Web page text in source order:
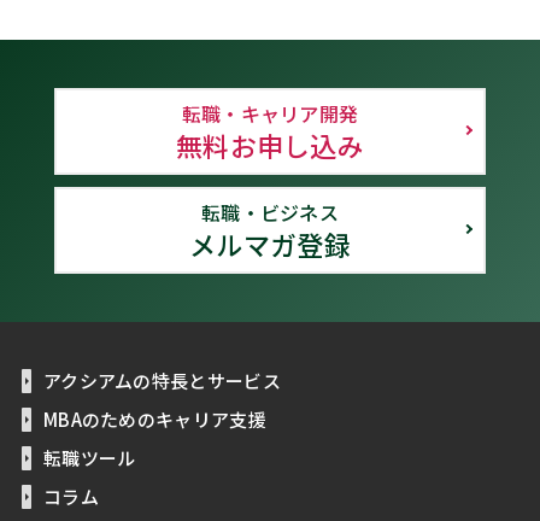
転職・キャリア開発
無料お申し込み
転職・ビジネス
メルマガ登録
アクシアムの特長とサービス
MBAのためのキャリア支援
転職ツール
コラム